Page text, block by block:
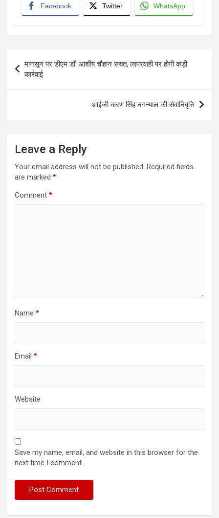
Facebook Twitter WhatsApp
navigation
मानसून पर डीएम डॉ. आशीष चौहान सख्त, लापरवाही पर होगी कड़ी
कार्रवाई
आईजी करण सिंह नगन्याल की सेवानिवृत्ति
Leave a Reply
Your email address will not be published. Required fields
are marked *
Comment *
Name *
Email *
Website
Save my name, email, and website in this browser for the
next time I comment.